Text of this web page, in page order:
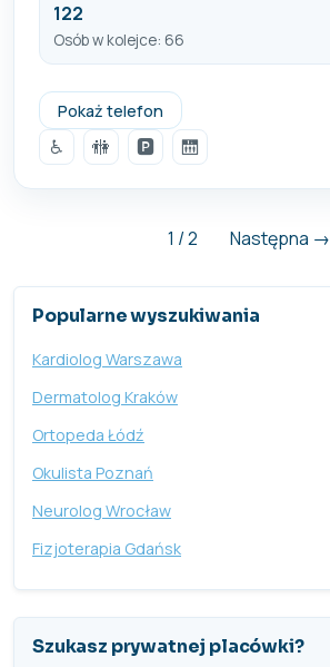
122
Osób w kolejce: 66
Pokaż telefon
+48 17 853 07 28
♿
🚻 🅿️ 🛗
1 / 2 Następna →
Popularne wyszukiwania
Kardiolog Warszawa
Dermatolog Kraków
Ortopeda Łódź
Okulista Poznań
Neurolog Wrocław
Fizjoterapia Gdańsk
Szukasz prywatnej placówki?